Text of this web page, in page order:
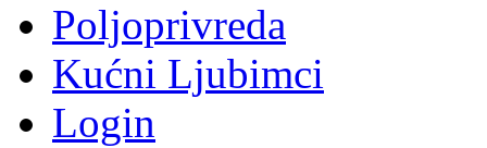
Poljoprivreda
Kućni Ljubimci
Login